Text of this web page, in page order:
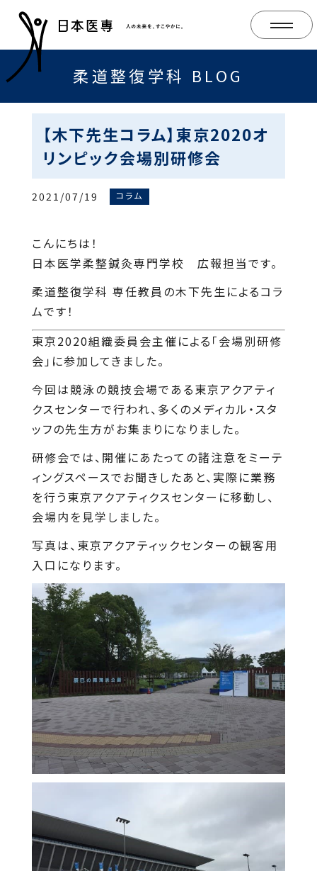
柔道整復学科 BLOG
【木下先生コラム】東京2020オ
リンピック会場別研修会
2021/07/19 コラム
こんにちは！
日本医学柔整鍼灸専門学校 広報担当です。
柔道整復学科 専任教員の木下先生によるコラ
ムです！
東京2020組織委員会主催による「会場別研修
会」に参加してきました。
今回は競泳の競技会場である東京アクアティ
クスセンターで行われ、多くのメディカル・スタ
ッフの先生方がお集まりになりました。
研修会では、開催にあたっての諸注意をミーテ
ィングスペースでお聞きしたあと、実際に業務
を行う東京アクアティクスセンターに移動し、
会場内を見学しました。
写真は、東京アクアティックセンターの観客用
入口になります。